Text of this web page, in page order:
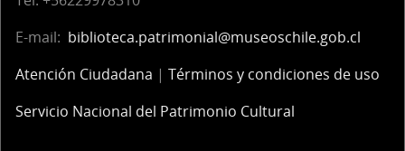
E-mail: biblioteca.patrimonial@museoschile.gob.cl
Atención Ciudadana | Términos y condiciones de uso
Servicio Nacional del Patrimonio Cultural